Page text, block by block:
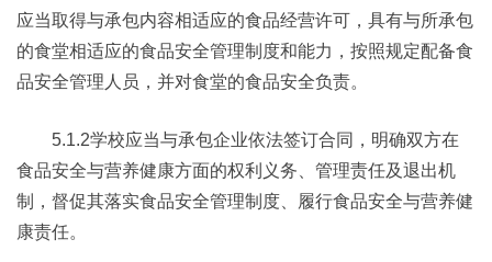
应当取得与承包内容相适应的食品经营许可，具有与所承包
的食堂相适应的食品安全管理制度和能力，按照规定配备食
品安全管理人员，并对食堂的食品安全负责。
5.1.2学校应当与承包企业依法签订合同，明确双方在
食品安全与营养健康方面的权利义务、管理责任及退出机
制，督促其落实食品安全管理制度、履行食品安全与营养健
康责任。